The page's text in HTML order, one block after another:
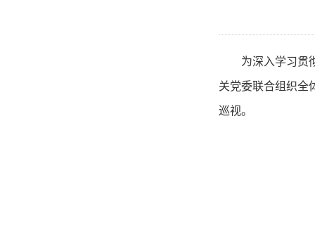
为深入学习贯彻
关党委联合组织全
巡视。